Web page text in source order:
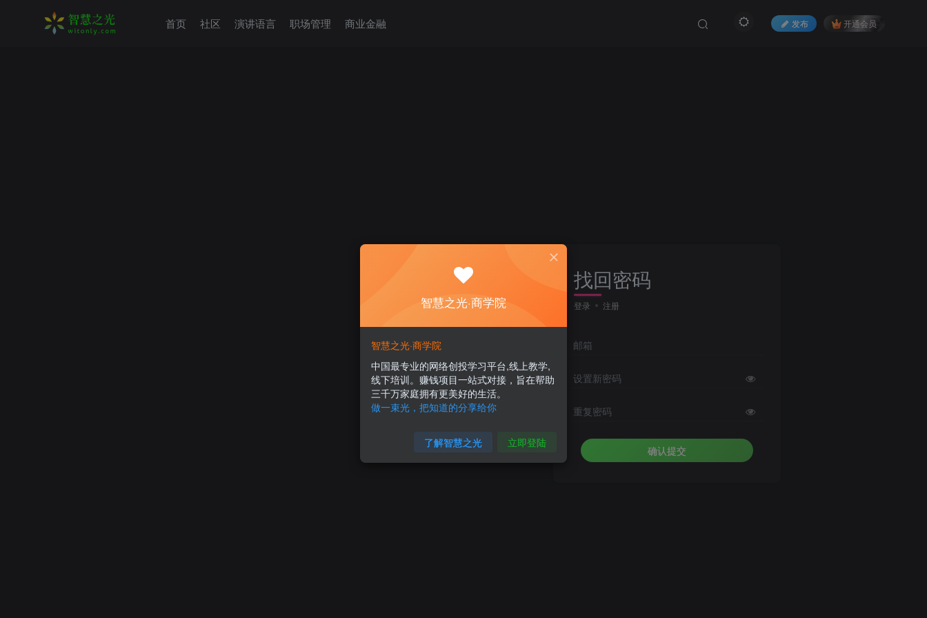
首页 社区 演讲语言 职场管理 商业金融 发布 开通会员
找回密码
登录 注册
邮箱
设置新密码
重复密码
确认提交
智慧之光·商学院
智慧之光·商学院
中国最专业的网络创投学习平台,线上教学,
线下培训。赚钱项目一站式对接，旨在帮助
三千万家庭拥有更美好的生活。
做一束光，把知道的分享给你
了解智慧之光 立即登陆